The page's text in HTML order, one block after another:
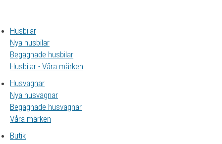
Husbilar
Nya husbilar
Begagnade husbilar
Husbilar - Våra märken
Husvagnar
Nya husvagnar
Begagnade husvagnar
Våra märken
Butik